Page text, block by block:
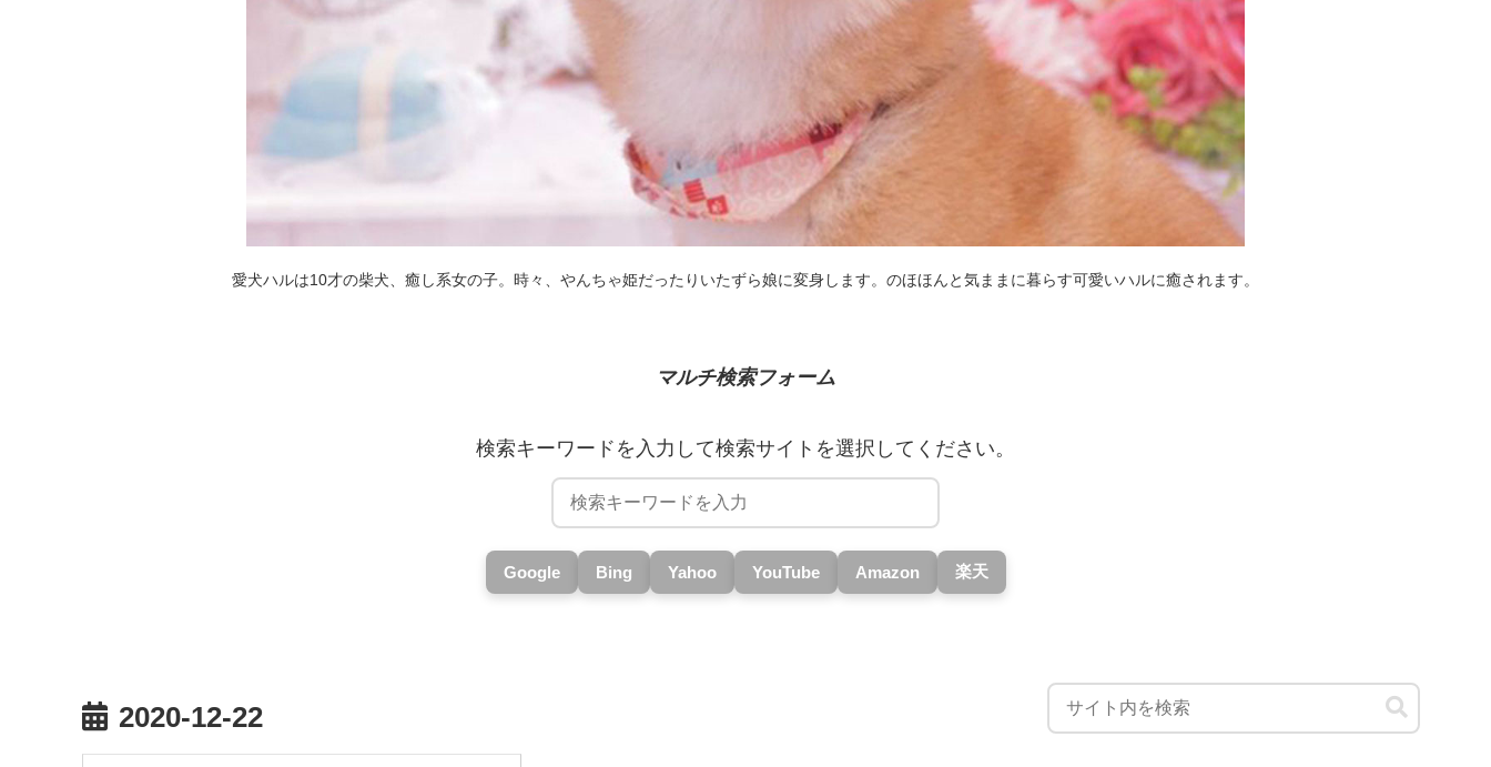
愛犬ハルは10才の柴犬、癒し系女の子。時々、やんちゃ姫だったりいたずら娘に変身します。のほほんと気ままに暮らす可愛いハルに癒されます。
マルチ検索フォーム
検索キーワードを入力して検索サイトを選択してください。
Google Bing Yahoo YouTube Amazon 楽天
2020-12-22